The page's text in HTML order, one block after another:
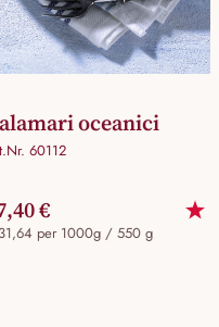
oceanici
60112
€
per 1000g / 550 g